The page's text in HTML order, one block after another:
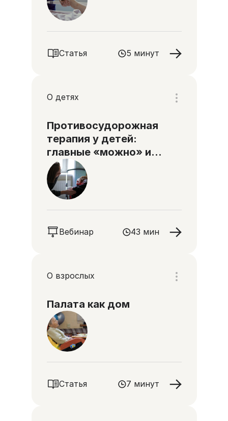
Статья 5 минут
О детях
Противосудорожная
терапия у детей:
главные «можно» и
«нельзя»
Вебинар 43 мин
О взрослых
Палата как дом
Статья 7 минут